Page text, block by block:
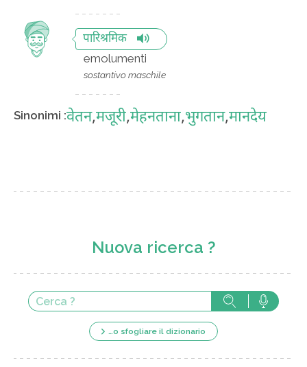
पारिश्रमिक
emolumenti
sostantivo maschile
Sinonimi :वेतन,मजूरी,मेहनताना,भुगतान,मानदेय
Nuova ricerca ?
…o sfogliare il dizionario